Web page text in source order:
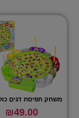
₪49.00